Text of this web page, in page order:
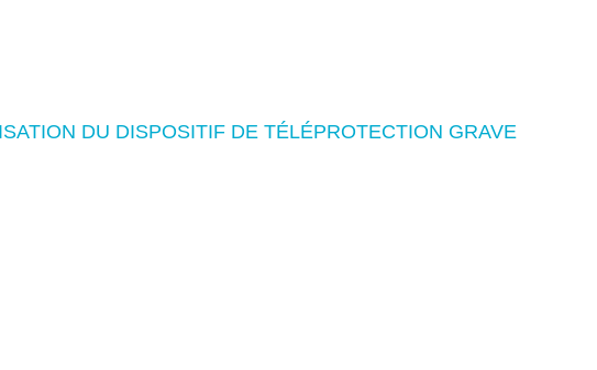
DU DISPOSITIF DE TÉLÉPROTECTION GRAVE